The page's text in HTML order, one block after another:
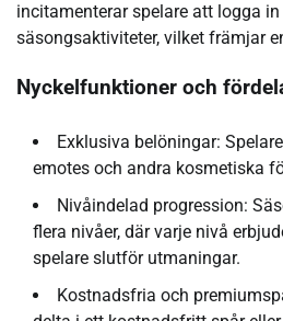
incitamenterar spelare att logga
säsongsaktiviteter, vilket främjar
Nyckelfunktioner och
Exklusiva belöningar:
emotes och andra kosmetiska
Nivåindelad progression:
flera nivåer, där varje nivå
spelare slutför utmaningar.
Kostnadsfria och